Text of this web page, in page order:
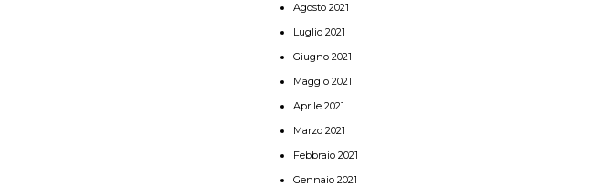
Agosto 2021
Luglio 2021
Giugno 2021
Maggio 2021
Aprile 2021
Marzo 2021
Febbraio 2021
Gennaio 2021